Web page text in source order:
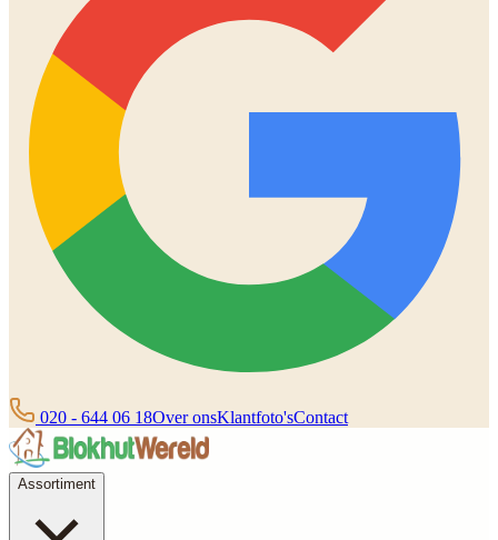
020 - 644 06 18Over onsKlantfoto'sContact
Assortiment